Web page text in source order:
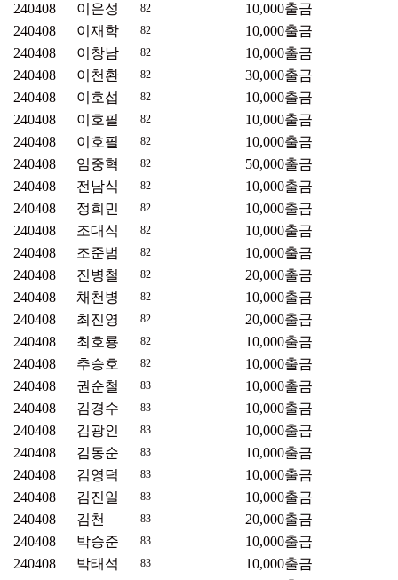
240408
이은성 82 10,000출금
240408
이재학 82 10,000출금
240408
이창남 82 10,000출금
240408
이천환 82 30,000출금
240408
이호섭 82 10,000출금
240408
이호필 82 10,000출금
240408
이호필 82 10,000출금
240408
임중혁 82 50,000출금
240408
전남식 82 10,000출금
240408
정희민 82 10,000출금
240408
조대식 82 10,000출금
240408
조준범 82 10,000출금
240408
진병철 82 20,000출금
240408
채천병 82 10,000출금
240408
최진영 82 20,000출금
240408
최호룡 82 10,000출금
240408
추승호 82 10,000출금
240408
권순철 83 10,000출금
240408
김경수 83 10,000출금
240408
김광인 83 10,000출금
240408
김동순 83 10,000출금
240408
김영덕 83 10,000출금
240408
김진일 83 10,000출금
240408
김천 83 20,000출금
240408
박승준 83 10,000출금
240408
박태석 83 10,000출금